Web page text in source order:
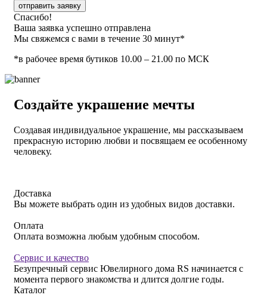
отправить заявку
Спасибо!
Ваша заявка успешно отправлена
Мы свяжемся с вами в течение 30 минут*
*в рабочее время бутиков 10.00 – 21.00 по МСК
Создайте украшение мечты
Создавая индивидуальное украшение, мы рассказываем
прекрасную историю любви и посвящаем ее особенному
человеку.
Доставка
Вы можете выбрать один из удобных видов доставки.
Оплата
Оплата возможна любым удобным способом.
Сервис и качество
Безупречный сервис Ювелирного дома RS начинается с
момента первого знакомства и длится долгие годы.
Каталог